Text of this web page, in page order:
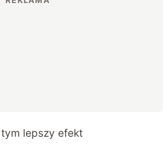
lepszy efekt